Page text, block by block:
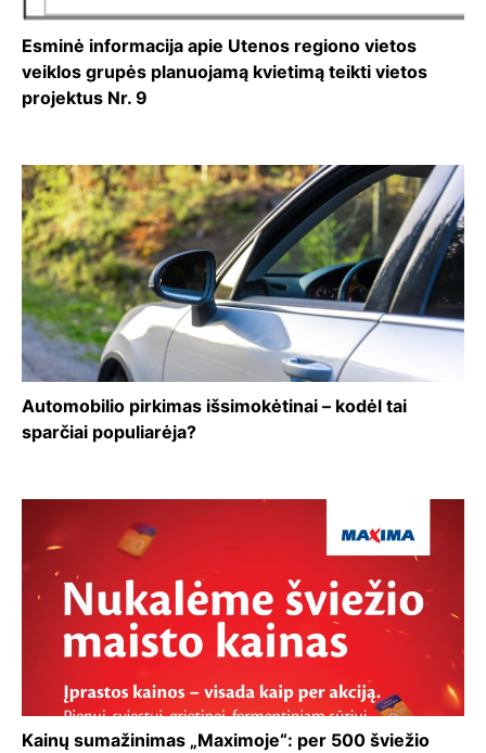
Esminė informacija apie Utenos regiono vietos
veiklos grupės planuojamą kvietimą teikti vietos
projektus Nr. 9
Automobilio pirkimas išsimokėtinai – kodėl tai
sparčiai populiarėja?
Kainų sumažinimas „Maximoje“: per 500 šviežio